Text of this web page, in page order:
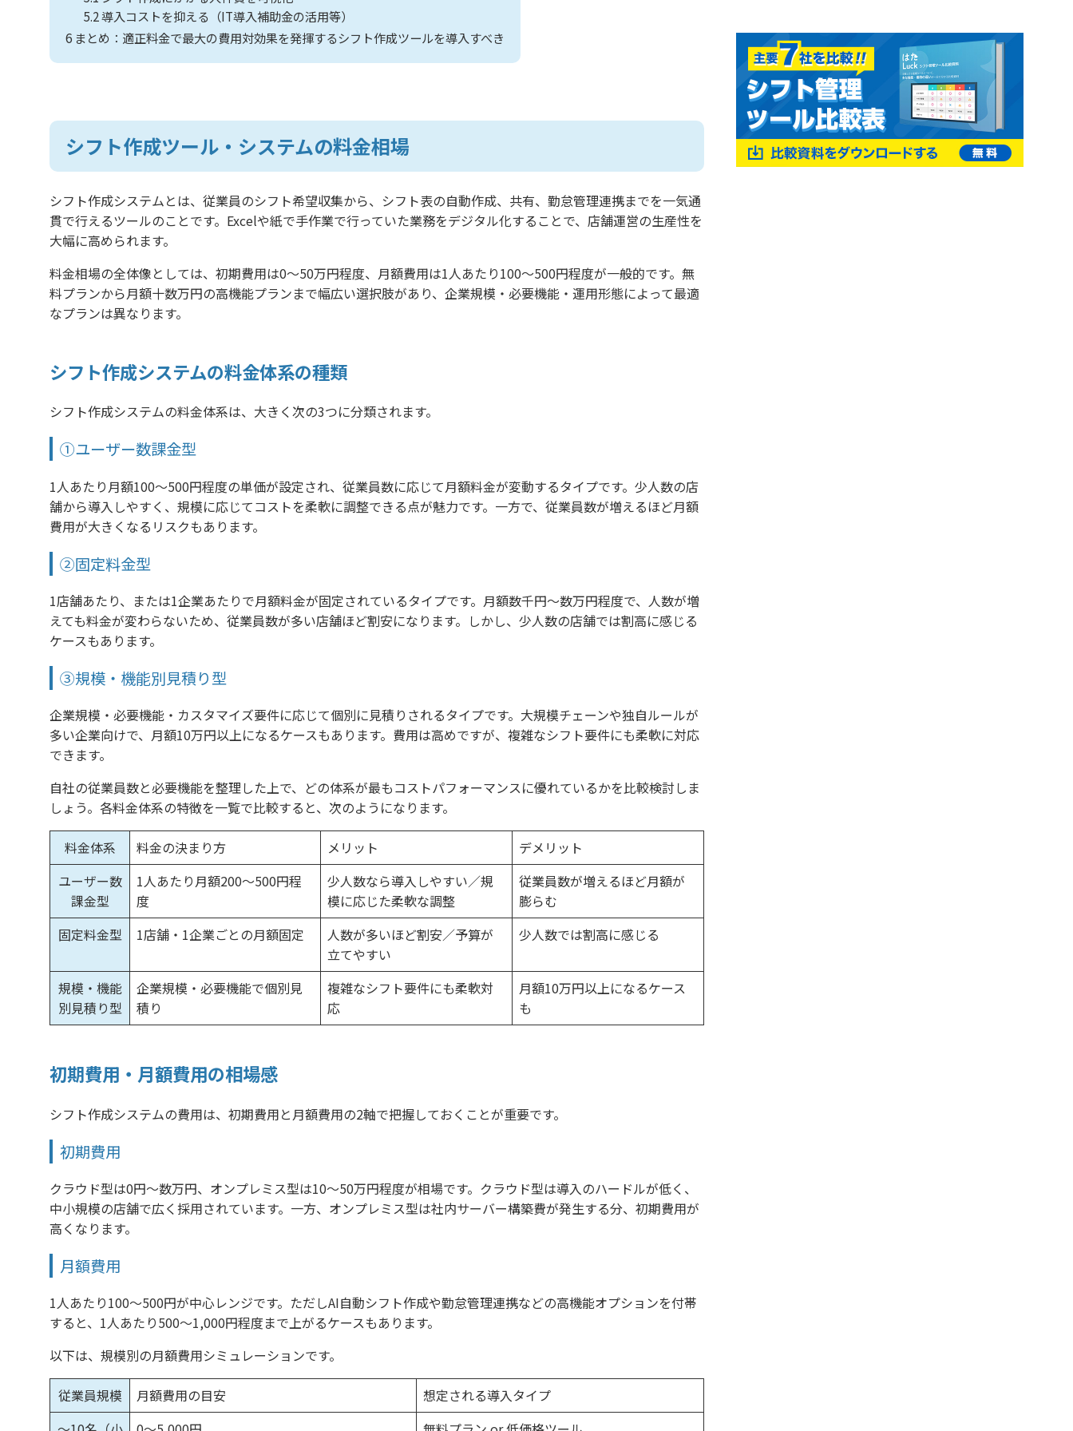
5.2導入コストを抑える（IT導入補助金の活用等）
6 まとめ：適正料金で最大の費用対効果を発揮するシフト作成ツールを導入すべき
シフト作成ツール・システムの料金相場
シフト作成システムとは、従業員のシフト希望収集から、シフト表の自動作成、共有、勤怠管理連携までを一気通
貫で行えるツールのことです。Excelや紙で手作業で行っていた業務をデジタル化することで、店舗運営の生産性を
大幅に高められます。
料金相場の全体像としては、初期費用は0〜50万円程度、月額費用は1人あたり100〜500円程度が一般的です。無
料プランから月額十数万円の高機能プランまで幅広い選択肢があり、企業規模・必要機能・運用形態によって最適
なプランは異なります。
シフト作成システムの料金体系の種類
シフト作成システムの料金体系は、大きく次の3つに分類されます。
①ユーザー数課金型
1人あたり月額100〜500円程度の単価が設定され、従業員数に応じて月額料金が変動するタイプです。少人数の店
舗から導入しやすく、規模に応じてコストを柔軟に調整できる点が魅力です。一方で、従業員数が増えるほど月額
費用が大きくなるリスクもあります。
②固定料金型
1店舗あたり、または1企業あたりで月額料金が固定されているタイプです。月額数千円〜数万円程度で、人数が増
えても料金が変わらないため、従業員数が多い店舗ほど割安になります。しかし、少人数の店舗では割高に感じる
ケースもあります。
③規模・機能別見積り型
企業規模・必要機能・カスタマイズ要件に応じて個別に見積りされるタイプです。大規模チェーンや独自ルールが
多い企業向けで、月額10万円以上になるケースもあります。費用は高めですが、複雑なシフト要件にも柔軟に対応
できます。
自社の従業員数と必要機能を整理した上で、どの体系が最もコストパフォーマンスに優れているかを比較検討しま
しょう。各料金体系の特徴を一覧で比較すると、次のようになります。
料金体系 料金の決まり方 メリット
デメリット
ユーザー数
課金型
1人あたり月額200〜500円程
度
少人数なら導入しやすい／規
模に応じた柔軟な調整
従業員数が増えるほど月額が
膨らむ
固定料金型
1店舗・1企業ごとの月額固定
人数が多いほど割安／予算が
立てやすい
少人数では割高に感じる
規模・機能
別見積り型
企業規模・必要機能で個別見
積り
複雑なシフト要件にも柔軟対
応
月額10万円以上になるケース
も
初期費用・月額費用の相場感
シフト作成システムの費用は、初期費用と月額費用の2軸で把握しておくことが重要です。
初期費用
クラウド型は0円〜数万円、オンプレミス型は10〜50万円程度が相場です。クラウド型は導入のハードルが低く、
中小規模の店舗で広く採用されています。一方、オンプレミス型は社内サーバー構築費が発生する分、初期費用が
高くなります。
月額費用
1人あたり100〜500円が中心レンジです。ただしAI自動シフト作成や勤怠管理連携などの高機能オプションを付帯
すると、1人あたり500〜1,000円程度まで上がるケースもあります。
以下は、規模別の月額費用シミュレーションです。
従業員規模 月額費用の目安
想定される導入タイプ